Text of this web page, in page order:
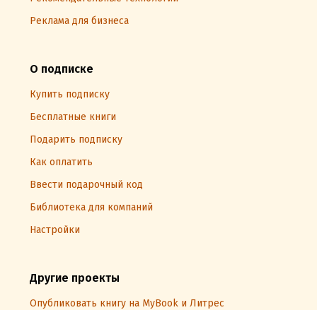
Реклама для бизнеса
О подписке
Купить подписку
Бесплатные книги
Подарить подписку
Как оплатить
Ввести подарочный код
Библиотека для компаний
Настройки
Другие проекты
Опубликовать книгу на MyBook и Литрес